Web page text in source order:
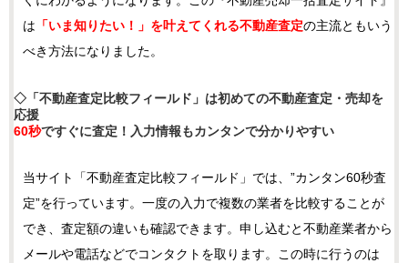
は 「いま知りたい！」を叶えてくれる不動産査定の主流ともいう
べき方法になりました。
◇「不動産査定比較フィールド」は初めての不動産査定・売却を
応援
60秒ですぐに査定！入力情報もカンタンで分かりやすい
当サイト「不動産査定比較フィールド」では、”カンタン60秒査
定”を行っています。一度の入力で複数の業者を比較することが
でき、査定額の違いも確認できます。申し込むと不動産業者から
メールや電話などでコンタクトを取ります。この時に行うのは